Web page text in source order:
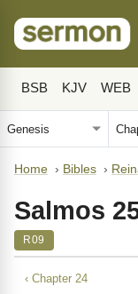
BSB KJV WEB
Home › Bibles ›
Salmos
R09
‹ Chapter 24